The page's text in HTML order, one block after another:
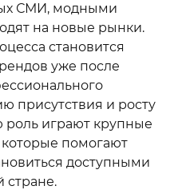
СМИ, модными
на новые рынки.
становится
уже после
присутствия и росту
роль играют крупные
которые помогают
доступными
стране.